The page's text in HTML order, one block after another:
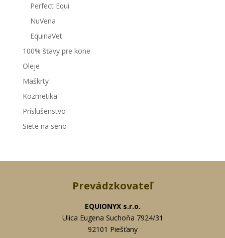
Perfect Equi
NuVena
EquinaVet
100% šťavy pre kone
Oleje
Maškrty
Kozmetika
Príslušenstvo
Siete na seno
Prevádzkovateľ
EQUIONYX s.r.o.
Ulica Eugena Suchoňa 7924/31
92101 Piešťany